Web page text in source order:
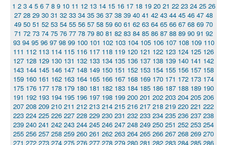
1 2 3 4 5 6 7 8 9 10 11 12 13 14 15 16 17 18 19 20 21 22 23 24 25 26
27 28 29 30 31 32 33 34 35 36 37 38 39 40 41 42 43 44 45 46 47 48
49 50 51 52 53 54 55 56 57 58 59 60 61 62 63 64 65 66 67 68 69 70
71 72 73 74 75 76 77 78 79 80 81 82 83 84 85 86 87 88 89 90 91 92
93 94 95 96 97 98 99 100 101 102 103 104 105 106 107 108 109 110
111 112 113 114 115 116 117 118 119 120 121 122 123 124 125 126
127 128 129 130 131 132 133 134 135 136 137 138 139 140 141 142
143 144 145 146 147 148 149 150 151 152 153 154 155 156 157 158
159 160 161 162 163 164 165 166 167 168 169 170 171 172 173 174
175 176 177 178 179 180 181 182 183 184 185 186 187 188 189 190
191 192 193 194 195 196 197 198 199 200 201 202 203 204 205 206
207 208 209 210 211 212 213 214 215 216 217 218 219 220 221 222
223 224 225 226 227 228 229 230 231 232 233 234 235 236 237 238
239 240 241 242 243 244 245 246 247 248 249 250 251 252 253 254
255 256 257 258 259 260 261 262 263 264 265 266 267 268 269 270
271 272 273 274 275 276 277 278 279 280 281 282 283 284 285 286